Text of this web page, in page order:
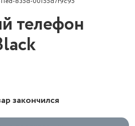
телефон
закончился